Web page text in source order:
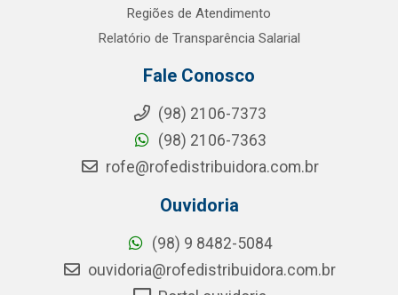
Regiões de Atendimento
Relatório de Transparência Salarial
Fale Conosco
(98) 2106-7373
(98) 2106-7363
rofe@rofedistribuidora.com.br
Ouvidoria
(98) 9 8482-5084
ouvidoria@rofedistribuidora.com.br